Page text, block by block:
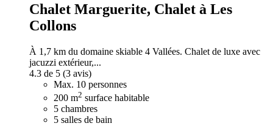
Chalet Marguerite, Chalet à Les
Collons
À 1,7 km du domaine skiable 4 Vallées. Chalet de luxe avec
jacuzzi extérieur,...
4.3 de 5 (3 avis)
Max. 10 personnes
200 m2 surface habitable
5 chambres
5 salles de bain